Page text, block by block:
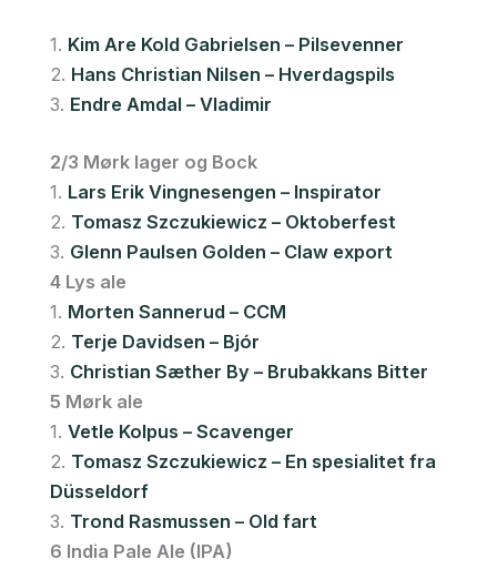
1. Kim Are Kold Gabrielsen – Pilsevenner
2. Hans Christian Nilsen – Hverdagspils
3. Endre Amdal – Vladimir
2/3 Mørk lager og Bock
1. Lars Erik Vingnesengen – Inspirator
2. Tomasz Szczukiewicz – Oktoberfest
3. Glenn Paulsen Golden – Claw export
4 Lys ale
1. Morten Sannerud – CCM
2. Terje Davidsen – Bjór
3. Christian Sæther By – Brubakkans Bitter
5 Mørk ale
1. Vetle Kolpus – Scavenger
2. Tomasz Szczukiewicz – En spesialitet fra
Düsseldorf
3. Trond Rasmussen – Old fart
6 India Pale Ale (IPA)